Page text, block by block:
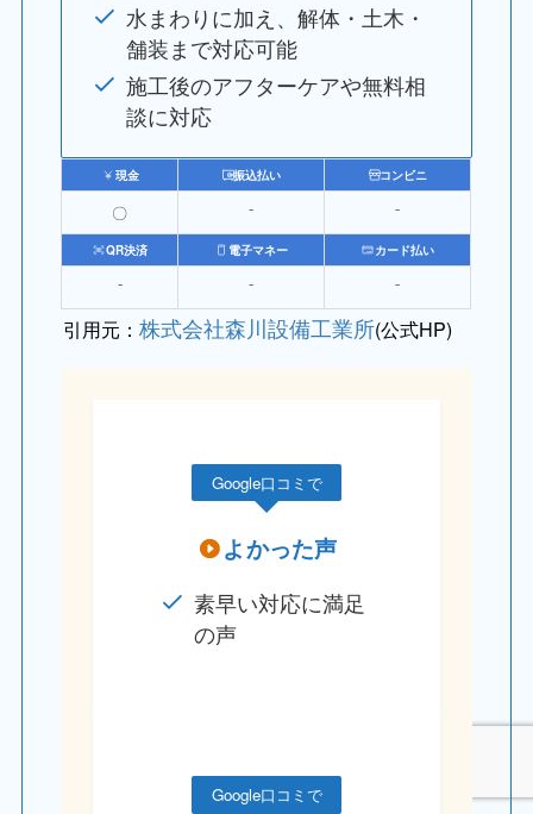
水まわりに加え、解体・土木・
舗装まで対応可能
施工後のアフターケアや無料相
談に対応
現金 振込払い コンビニ
〇 ⁻ ⁻
QR決済 電子マネー カード払い
⁻ ⁻ ⁻
引用元：株式会社森川設備工業所(公式HP)
Google口コミで
よかった声
素早い対応に満足
の声
Google口コミで